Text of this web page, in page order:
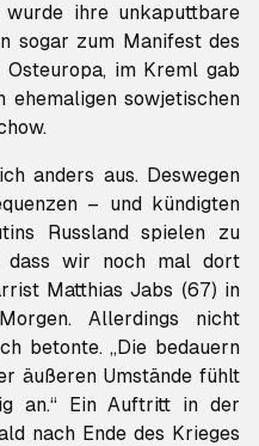
wurde ihre unkaputtbare
sogar zum Manifest des
im Kreml gab
ehemaligen sowjetischen
anders aus. Deswegen
– und kündigten
Russland spielen zu
dass wir noch mal dort
Matthias Jabs (67) in
Allerdings nicht
betonte. „Die bedauern
äußeren Umstände fühlt
an.“ Ein Auftritt in der
nach Ende des Krieges